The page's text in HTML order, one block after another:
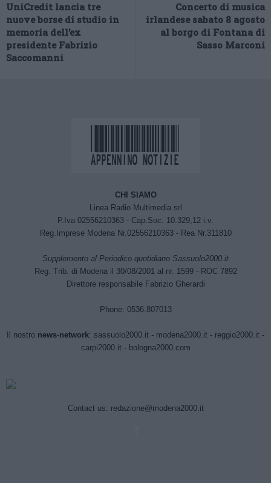
UniCredit lancia tre
nuove borse di studio in
memoria dell’ex
presidente Fabrizio
Saccomanni
Concerto di musica
irlandese sabato 8 agosto
al borgo di Fontana di
Sasso Marconi
CHI SIAMO
Linea Radio Multimedia srl
P.Iva 02556210363 - Cap.Soc. 10.329,12 i.v.
Reg.Imprese Modena Nr.02556210363 - Rea Nr.311810
Supplemento al Periodico quotidiano Sassuolo2000.it
Reg. Trib. di Modena il 30/08/2001 al nr. 1599 - ROC 7892
Direttore responsabile Fabrizio Gherardi
Phone: 0536.807013
Il nostro news-network: sassuolo2000.it - modena2000.it - reggio2000.it -
carpi2000.it- bologna2000.com
Contact us: redazione@modena2000.it